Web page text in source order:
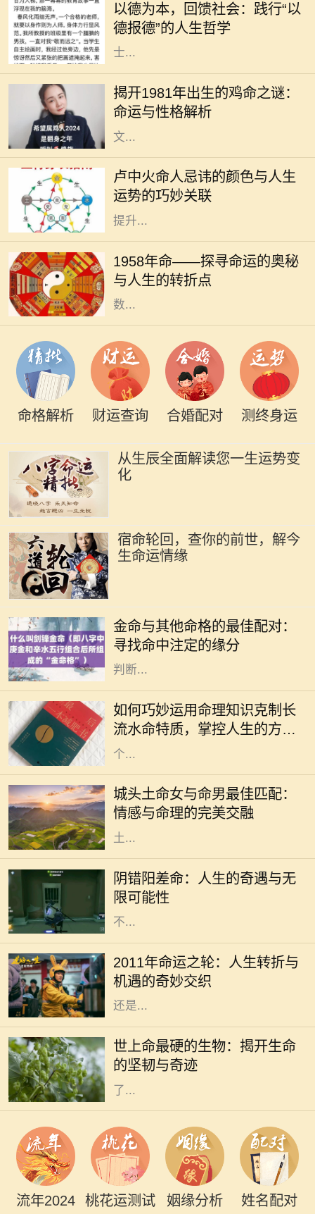
以德为本，回馈社会：践行“以
德报德”的人生哲学
常常忽略了德行的重要性。然而，回
望历史，我们不难发现，许多成功人
士...
揭开1981年出生的鸡命之谜：
命运与性格解析
每个生肖都有其独特的命运和性格特
征，而1981年恰逢辛酉年，属鸡的人
在这一年出生，他们的命运与性格究
竟如何呢？作为一种象征，鸡在中国
文...
卢中火命人忌讳的颜色与人生
运势的巧妙关联
在中华传统命理中，每个人的命理特
征都与五行、颜色等有着密切的关
系。对于卢中火命的人而言，了解与
自己命理相关的颜色忌讳，可以帮助
提升...
1958年命——探寻命运的奥秘
与人生的转折点
1958年，对于很多人来说，也许只是
一年，但对于一些特别的个体来说，
这一年却是命运的转折点。在这一年
中，许多事件交织在一起，造就了无
数...
命格解析 财运查询 合婚配对 测终身运
从生辰全面解读您一生运势变
化
宿命轮回，查你的前世，解今
生命运情缘
金命与其他命格的最佳配对：
寻找命中注定的缘分
的命运与自然的元素紧密相连。金
命，作为五行之一，象征着坚硬、刚
毅与财富。金命的人通常具有出众的
判断...
如何巧妙运用命理知识克制长
流水命特质，掌控人生的方向
与命运
在中国传统命理学中，长流水命是一
种非常特殊的命格。它象征着无尽的
流动与变化，给人带来灵活多变的特
质。然而，长期处于这种命格之中，
个...
城头土命女与命男最佳匹配：
情感与命理的完美交融
在中华文化中，命理学被视为理解人
生的一种重要工具，尤其是在选择伴
侣时。城头土命的女性因其沉稳、温
和而受到许多人的喜爱。那么，城头
土...
阴错阳差命：人生的奇遇与无
限可能性
在人生的旅途中，我们或多或少都会
经历一些看似偶然，却又出人意料的
经历。阴错阳差命，这一概念源于生
活中那些出乎意料的巧合和误解，它
不...
2011年命运之轮：人生转折与
机遇的奇妙交织
2011年是一个充满变数和机遇的年
份。在这一年，许多人都经历了巨大
的变化，生活的轨迹可能因此而完全
不同。这一年，无论是从事业的发展
还是...
世上命最硬的生物：揭开生命
的坚韧与奇迹
在这个广袤无垠的地球上，生命的形
态千差万别，有些生物如繁星般绚丽
多彩，而有些则隐藏在隐秘的角落，
展现出惊人的生存能力。科学家们为
了...
流年2024 桃花运测试 姻缘分析 姓名配对